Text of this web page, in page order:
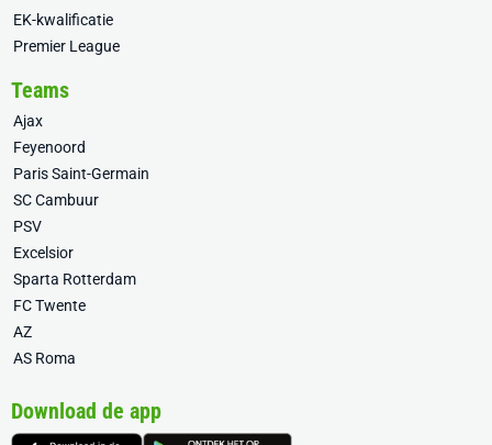
EK-kwalificatie
Premier League
Teams
Ajax
Feyenoord
Paris Saint-Germain
SC Cambuur
PSV
Excelsior
Sparta Rotterdam
FC Twente
AZ
AS Roma
Download de app